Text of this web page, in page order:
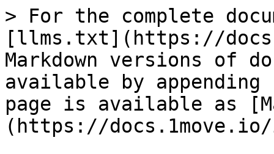
> For the complete
[llms.txt](https://
Markdown versions of
available by
page is available as
(https://